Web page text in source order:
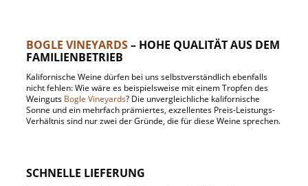
BOGLE VINEYARDS– HOHE QUALITÄT AUS DEM
FAMILIENBETRIEB
Kalifornische Weine dürfen bei uns selbstverständlich ebenfalls
nicht fehlen: Wie wäre es beispielsweise mit einem Tropfen des
WeingutsBogle Vineyards? Die unvergleichliche kalifornische
Sonne und ein mehrfach prämiertes, exzellentes Preis-Leistungs-
Verhältnis sind nur zwei der Gründe, die für diese Weine sprechen.
SCHNELLE LIEFERUNG